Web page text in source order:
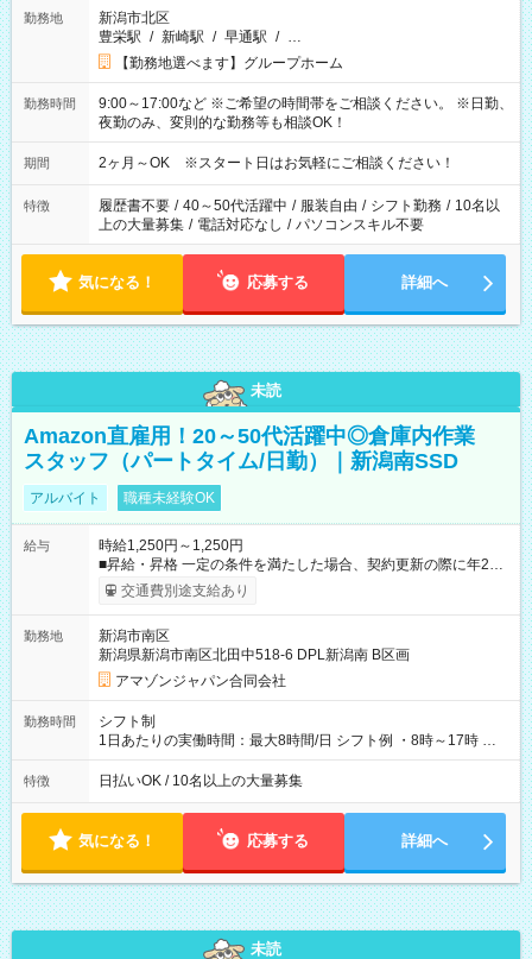
勤務地
新潟市北区
豊栄駅 / 新崎駅 / 早通駅 / …
【勤務地選べます】グループホーム
勤務時間
9:00～17:00など ※ご希望の時間帯をご相談ください。 ※日勤、
夜勤のみ、変則的な勤務等も相談OK！
期間 2ヶ月～OK ※スタート日はお気軽にご相談ください！
特徴 履歴書不要 / 40～50代活躍中 / 服装自由 / シフト勤務 / 10名以
上の大量募集 / 電話対応なし / パソコンスキル不要
気になる！ 応募する 詳細へ
未読
Amazon直雇用！20～50代活躍中◎倉庫内作業
スタッフ（パートタイム/日勤）｜新潟南SSD
アルバイト 職種未経験OK
給与
時給1,250円～1,250円
■昇給・昇格 一定の条件を満たした場合、契約更新の際に年2回
まで昇給の機会があります。 ■正社員登用制度あり ※月末締/翌
月25日支払い ※時間外手当、別途支給 ※深夜割増賃金 (22:00～
☆Amazon直雇用で安定して働けます！ 【試用期間】試用期間
あり 試用期間の長さ：1週間 雇用形態、給与は本採用時と同じ
です。
交通費別途支給あり
勤務地
新潟市南区
新潟県新潟市南区北田中518-6 DPL新潟南 B区画
アマゾンジャパン合同会社
勤務時間
シフト制
1日あたりの実働時間：最大8時間/日 シフト例 ・8時～17時 ・
12時～21時
特徴 日払いOK / 10名以上の大量募集
気になる！ 応募する 詳細へ
未読